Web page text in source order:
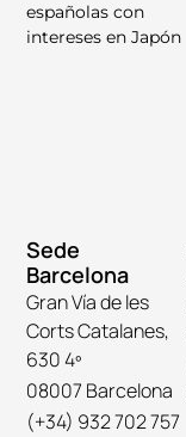
españolas con
intereses en Japón
Sede
Barcelona
Gran Vía de les
Corts Catalanes,
630 4º
08007 Barcelona
(+34) 932 702 757